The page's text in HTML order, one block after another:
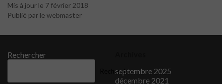
Mis à jour le 7 février 2018
Publié par le webmaster
Rechercher
Rechercher
septembre 2025
décembre 2021